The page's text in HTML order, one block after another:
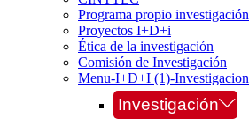
Programa propio investigación
Proyectos I+D+i
Ética de la investigación
Comisión de Investigación
Menu-I+D+I (1)-Investigacion
Investigación